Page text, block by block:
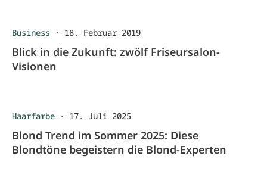
Business · 18. Februar 2019
Blick in die Zukunft: zwölf Friseursalon-
Visionen
Haarfarbe · 17. Juli 2025
Blond Trend im Sommer 2025: Diese
Blondtöne begeistern die Blond-Experten